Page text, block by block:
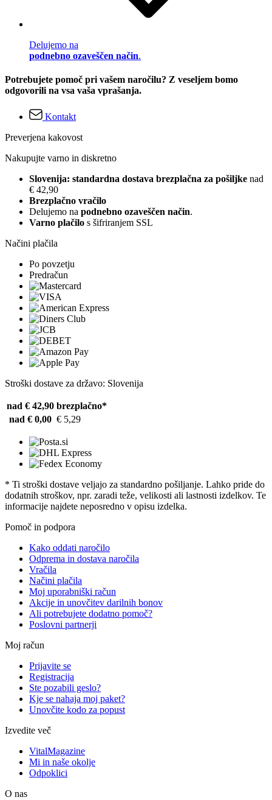
Delujemo na
podnebno ozaveščen način.
Potrebujete pomoč pri vašem naročilu? Z veseljem bomo
odgovorili na vsa vaša vprašanja.
Kontakt
Preverjena kakovost
Nakupujte varno in diskretno
Slovenija: standardna dostava brezplačna za pošiljke nad
€ 42,90
Brezplačno vračilo
Delujemo na podnebno ozaveščen način.
Varno plačilo s šifriranjem SSL
Načini plačila
Po povzetju
Predračun
Stroški dostave za državo: Slovenija
nad € 42,90 brezplačno*
nad € 0,00 € 5,29
* Ti stroški dostave veljajo za standardno pošiljanje. Lahko pride do
dodatnih stroškov, npr. zaradi teže, velikosti ali lastnosti izdelkov. Te
informacije najdete neposredno v opisu izdelka.
Pomoč in podpora
Kako oddati naročilo
Odprema in dostava naročila
Vračila
Načini plačila
Moj uporabniški račun
Akcije in unovčitev darilnih bonov
Ali potrebujete dodatno pomoč?
Poslovni partnerji
Moj račun
Prijavite se
Registracija
Ste pozabili geslo?
Kje se nahaja moj paket?
Unovčite kodo za popust
Izvedite več
VitalMagazine
Mi in naše okolje
Odpoklici
O nas